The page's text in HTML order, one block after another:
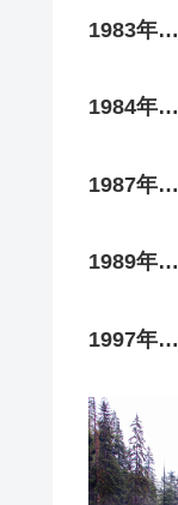
1983年…
1984年…
1987年…
1989年…
1997年…